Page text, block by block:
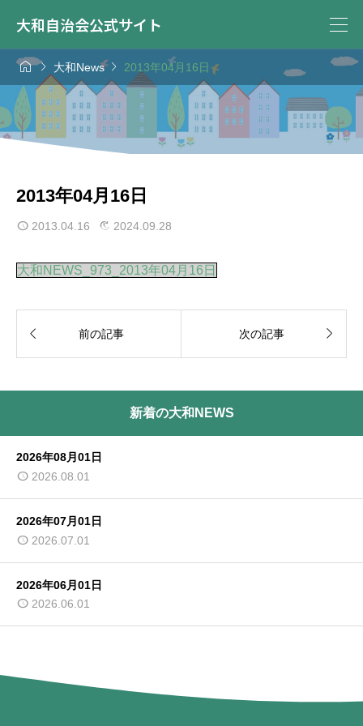
大和自治会公式サイト
 大和News 2013年04月16日
2013年04月16日
2013.04.16 2024.09.28
大和NEWS_973_2013年04月16日
 前の記事 次の記事 
新着の大和NEWS
2026年08月01日
2026.08.01
2026年07月01日
2026.07.01
2026年06月01日
2026.06.01